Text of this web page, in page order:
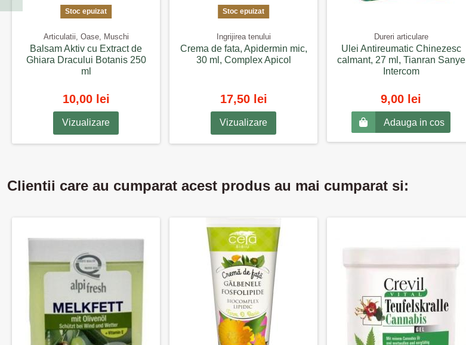
Stoc epuizat
Articulatii, Oase, Muschi
Balsam Aktiv cu Extract de
Ghiara Dracului Botanis 250
ml
10,00 lei
Vizualizare
Stoc epuizat
Ingrijirea tenului
Crema de fata, Apidermin mic,
30 ml, Complex Apicol
17,50 lei
Vizualizare
Dureri articulare
Ulei Antireumatic Chinezesc
calmant, 27 ml, Tianran Sanye
Intercom
9,00 lei
Adauga in cos
Clientii care au cumparat acest produs au mai cumparat si: